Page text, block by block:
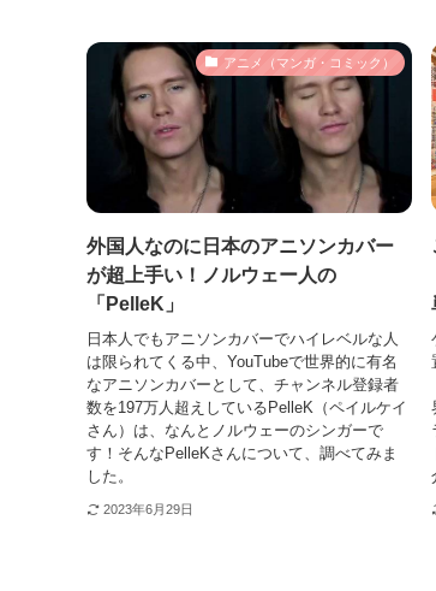
アニメ（マンガ・コミック）
外国人なのに日本のアニソンカバー
が超上手い！ノルウェー人の
「PelleK」
日本人でもアニソンカバーでハイレベルな人
は限られてくる中、YouTubeで世界的に有名
なアニソンカバーとして、チャンネル登録者
数を197万人超えしているPelleK（ペイルケイ
さん）は、なんとノルウェーのシンガーで
す！そんなPelleKさんについて、調べてみま
した。
2023年6月29日